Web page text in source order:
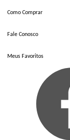
Como Comprar
Fale Conosco
Meus Favoritos